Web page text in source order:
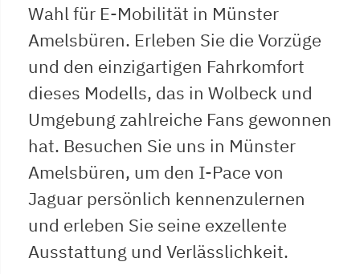
Wahl für E-Mobilität in Münster
Amelsbüren. Erleben Sie die Vorzüge
und den einzigartigen Fahrkomfort
dieses Modells, das in Wolbeck und
Umgebung zahlreiche Fans gewonnen
hat. Besuchen Sie uns in Münster
Amelsbüren, um den I-Pace von
Jaguar persönlich kennenzulernen
und erleben Sie seine exzellente
Ausstattung und Verlässlichkeit.